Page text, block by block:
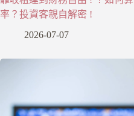
率？投資客親自解密 !
2026-07-07